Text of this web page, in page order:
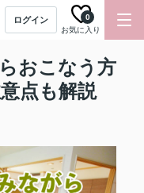
ログイン
お気に入り
0
おこなう方
点も解説